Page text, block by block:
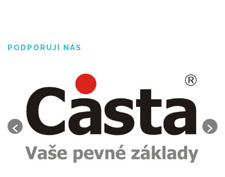
PODPORUJÍ NÁS